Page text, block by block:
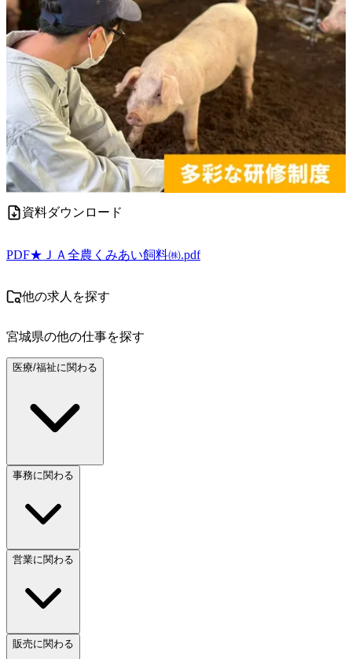
資料ダウンロード
PDF★ＪＡ全農くみあい飼料㈱.pdf
他の求人を探す
宮城県の他の仕事を探す
医療/福祉に関わる
事務に関わる
営業に関わる
販売に関わる